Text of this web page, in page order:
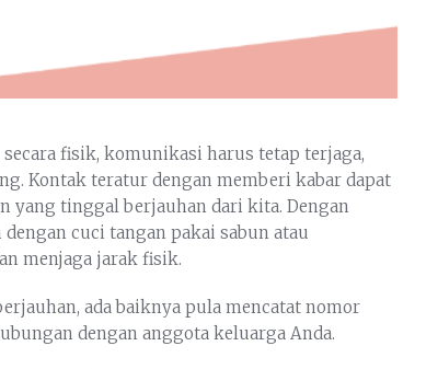
fisik, komunikasi harus tetap terjaga,
Kontak teratur dengan memberi kabar dapat
yang tinggal berjauhan dari kita. Dengan
cuci tangan pakai sabun atau
menjaga jarak fisik.
ada baiknya pula mencatat nomor
dengan anggota keluarga Anda.